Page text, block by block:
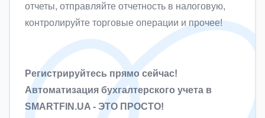
отчеты, отправляйте отчетность в налоговую,
контролируйте торговые операции и прочее!
Регистрируйтесь прямо сейчас!
Автоматизация бухгалтерского учета в
SMARTFIN.UA - ЭТО ПРОСТО!